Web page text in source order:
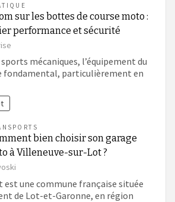
sur les bottes de course moto :
performance et sécurité
sports mécaniques, l’équipement du
fondamental, particulièrement en
bien choisir son garage
à Villeneuve-sur-Lot ?
est une commune française située
de Lot-et-Garonne, en région